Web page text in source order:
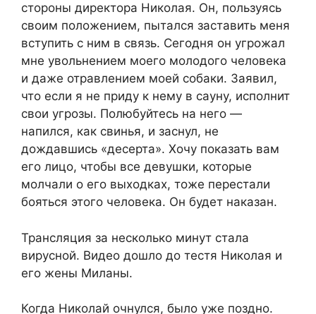
стороны директора Николая. Он, пользуясь
своим положением, пытался заставить меня
вступить с ним в связь. Сегодня он угрожал
мне увольнением моего молодого человека
и даже отравлением моей собаки. Заявил,
что если я не приду к нему в сауну, исполнит
свои угрозы. Полюбуйтесь на него —
напился, как свинья, и заснул, не
дождавшись «десерта». Хочу показать вам
его лицо, чтобы все девушки, которые
молчали о его выходках, тоже перестали
бояться этого человека. Он будет наказан.
Трансляция за несколько минут стала
вирусной. Видео дошло до тестя Николая и
его жены Миланы.
Когда Николай очнулся, было уже поздно.